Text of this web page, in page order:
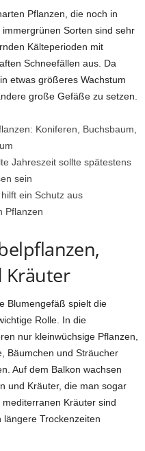
Pflanzen, die noch in
Sorten sind sehr
Kälteperioden mit
Schneefällen aus. Da
etwas größeres Wachstum
große Gefäße zu setzen.
Koniferen, Buchsbaum,
Jahreszeit sollte spätestens
sein
ein Schutz aus
Pflanzen
Kräuter
Blumengefäß spielt die
Rolle. In die
nur kleinwüchsige Pflanzen,
Bäumchen und Sträucher
Auf dem Balkon wachsen
und Kräuter, die man sogar
Kräuter sind
Trockenzeiten